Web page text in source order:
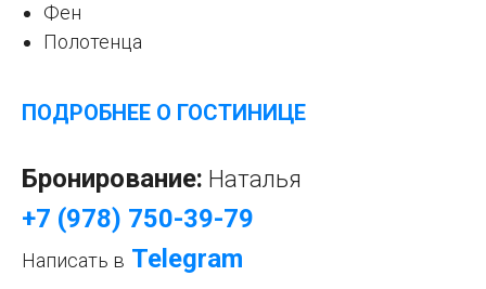
Фен
Полотенца
ПОДРОБНЕЕ О ГОСТИНИЦЕ
Бронирование: Наталья
+7 (978) 750-39-79
Написать в Telegram